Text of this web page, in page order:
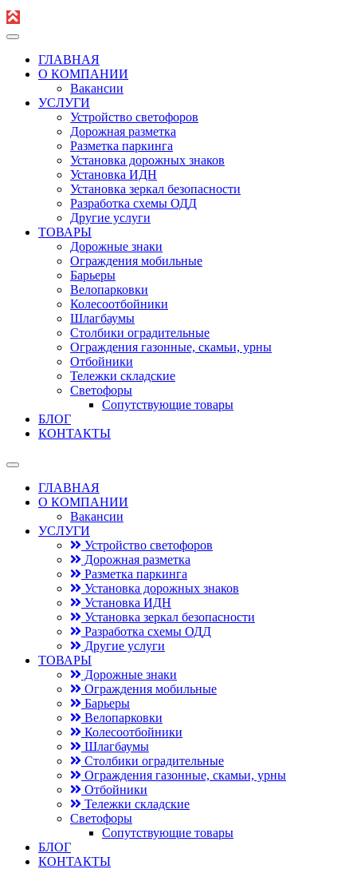
ГЛАВНАЯ
О КОМПАНИИ
Вакансии
УСЛУГИ
Устройство светофоров
Дорожная разметка
Разметка паркинга
Установка дорожных знаков
Установка ИДН
Установка зеркал безопасности
Разработка схемы ОДД
Другие услуги
ТОВАРЫ
Дорожные знаки
Ограждения мобильные
Барьеры
Велопарковки
Колесоотбойники
Шлагбаумы
Столбики оградительные
Ограждения газонные, скамьи, урны
Отбойники
Тележки складские
Светофоры
Сопутствующие товары
БЛОГ
КОНТАКТЫ
ГЛАВНАЯ
О КОМПАНИИ
Вакансии
УСЛУГИ
Устройство светофоров
Дорожная разметка
Разметка паркинга
Установка дорожных знаков
Установка ИДН
Установка зеркал безопасности
Разработка схемы ОДД
Другие услуги
ТОВАРЫ
Дорожные знаки
Ограждения мобильные
Барьеры
Велопарковки
Колесоотбойники
Шлагбаумы
Столбики оградительные
Ограждения газонные, скамьи, урны
Отбойники
Тележки складские
Светофоры
Сопутствующие товары
БЛОГ
КОНТАКТЫ